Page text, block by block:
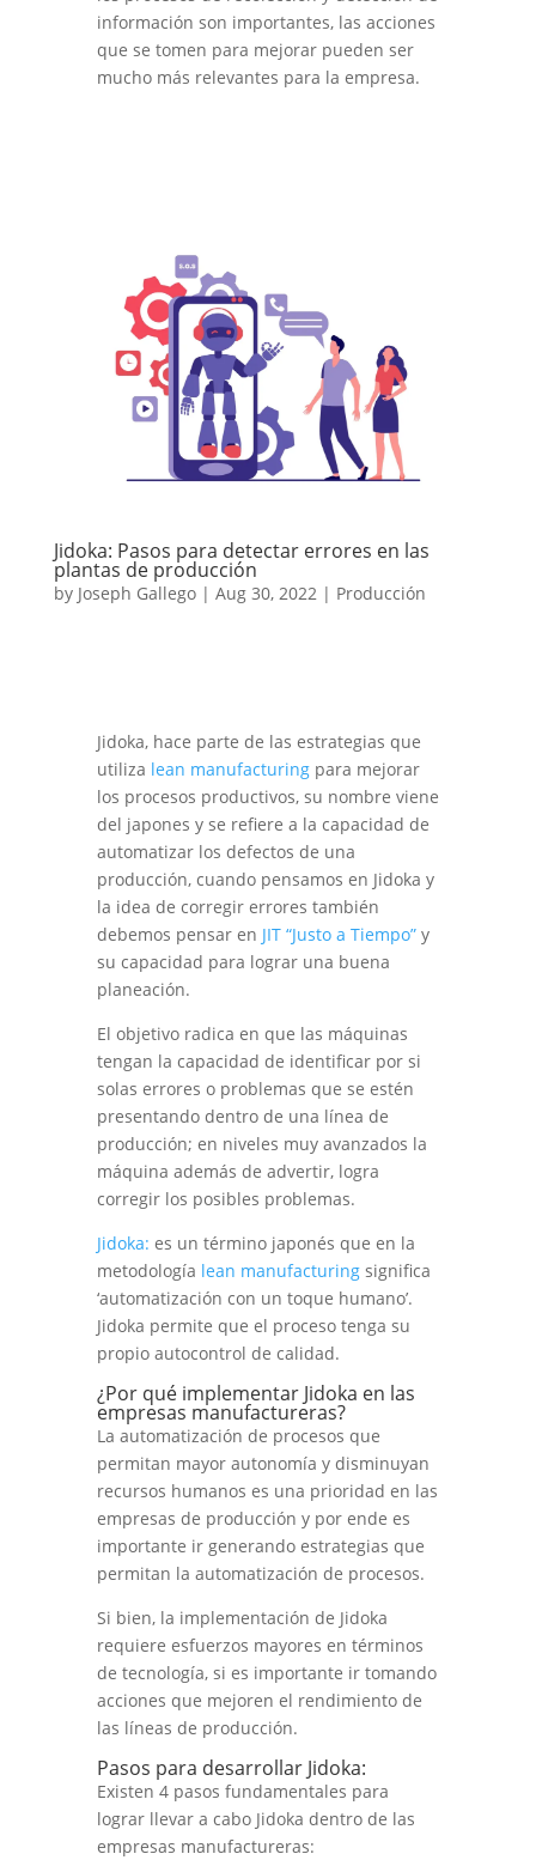
información son importantes, las acciones
que se tomen para mejorar pueden ser
mucho más relevantes para la empresa.
Jidoka: Pasos para detectar errores en las
plantas de producción
by Joseph Gallego| Aug 30, 2022| Producción
Jidoka, hace parte de las estrategias que
utiliza lean manufacturingpara mejorar
los procesos productivos, su nombre viene
del japones y se refiere a la capacidad de
automatizar los defectos de una
producción, cuando pensamos en Jidoka y
la idea de corregir errores también
debemos pensar en JIT “Justo a Tiempo”y
su capacidad para lograr una buena
planeación.
El objetivo radica en que las máquinas
tengan la capacidad de identificar por si
solas errores o problemas que se estén
presentando dentro de una línea de
producción; en niveles muy avanzados la
máquina además de advertir, logra
corregir los posibles problemas.
Jidoka: es un término japonés que en la
metodología lean manufacturingsignifica
‘automatización con un toque humano’.
Jidoka permite que el proceso tenga su
propio autocontrol de calidad.
¿Por qué implementar Jidoka en las
empresas manufactureras?
La automatización de procesos que
permitan mayor autonomía y disminuyan
recursos humanos es una prioridad en las
empresas de producción y por ende es
importante ir generando estrategias que
permitan la automatización de procesos.
Si bien, la implementación de Jidoka
requiere esfuerzos mayores en términos
de tecnología, si es importante ir tomando
acciones que mejoren el rendimiento de
las líneas de producción.
Pasos para desarrollar Jidoka:
Existen 4 pasos fundamentales para
lograr llevar a cabo Jidoka dentro de las
empresas manufactureras: